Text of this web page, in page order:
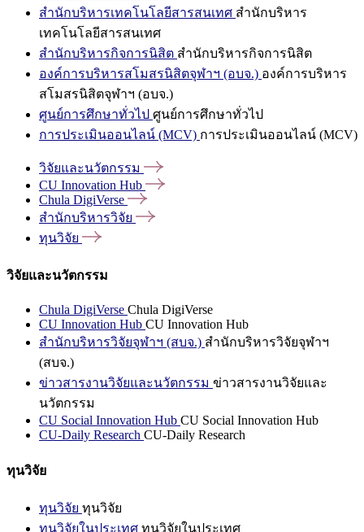
สำนักบริหารเทคโนโลยีสารสนเทศ สำนักบริหาร
เทคโนโลยีสารสนเทศ
สำนักบริหารกิจการนิสิต สำนักบริหารกิจการนิสิต
องค์การบริหารสโมสรนิสิตจุฬาฯ (อบจ.) องค์การบริหาร
สโมสรนิสิตจุฬาฯ (อบจ.)
ศูนย์การศึกษาทั่วไป ศูนย์การศึกษาทั่วไป
การประเมินออนไลน์ (MCV) การประเมินออนไลน์ (MCV)
วิจัยและนวัตกรรม
CU Innovation Hub
Chula DigiVerse
สำนักบริหารวิจัย
ทุนวิจัย
วิจัยและนวัตกรรม
Chula DigiVerse Chula DigiVerse
CU Innovation Hub CU Innovation Hub
สำนักบริหารวิจัยจุฬาฯ (สบจ.) สำนักบริหารวิจัยจุฬาฯ
(สบจ.)
ข่าวสารงานวิจัยและนวัตกรรม ข่าวสารงานวิจัยและ
นวัตกรรม
CU Social Innovation Hub CU Social Innovation Hub
CU-Daily Research CU-Daily Research
ทุนวิจัย
ทุนวิจัย ทุนวิจัย
ทุนวิจัยในประเทศ ทุนวิจัยในประเทศ